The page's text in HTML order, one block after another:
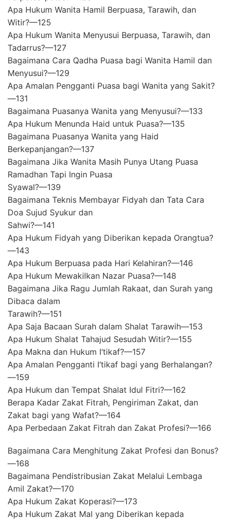
Apa Hukum Wanita Hamil Berpuasa, Tarawih, dan
Witir?—125
Apa Hukum Wanita Menyusui Berpuasa, Tarawih, dan
Tadarrus?—127
Bagaimana Cara Qadha Puasa bagi Wanita Hamil dan
Menyusui?—129
Apa Amalan Pengganti Puasa bagi Wanita yang Sakit?
—131
Bagaimana Puasanya Wanita yang Menyusui?—133
Apa Hukum Menunda Haid untuk Puasa?—135
Bagaimana Puasanya Wanita yang Haid
Berkepanjangan?—137
Bagaimana Jika Wanita Masih Punya Utang Puasa
Ramadhan Tapi Ingin Puasa
Syawal?—139
Bagaimana Teknis Membayar Fidyah dan Tata Cara
Doa Sujud Syukur dan
Sahwi?—141
Apa Hukum Fidyah yang Diberikan kepada Orangtua?
—143
Apa Hukum Berpuasa pada Hari Kelahiran?—146
Apa Hukum Mewakilkan Nazar Puasa?—148
Bagaimana Jika Ragu Jumlah Rakaat, dan Surah yang
Dibaca dalam
Tarawih?—151
Apa Saja Bacaan Surah dalam Shalat Tarawih—153
Apa Hukum Shalat Tahajud Sesudah Witir?—155
Apa Makna dan Hukum I‘tikaf?—157
Apa Amalan Pengganti I‘tikaf bagi yang Berhalangan?
—159
Apa Hukum dan Tempat Shalat Idul Fitri?—162
Berapa Kadar Zakat Fitrah, Pengiriman Zakat, dan
Zakat bagi yang Wafat?—164
Apa Perbedaan Zakat Fitrah dan Zakat Profesi?—166
Bagaimana Cara Menghitung Zakat Profesi dan Bonus?
—168
Bagaimana Pendistribusian Zakat Melalui Lembaga
Amil Zakat?—170
Apa Hukum Zakat Koperasi?—173
Apa Hukum Zakat Mal yang Diberikan kepada